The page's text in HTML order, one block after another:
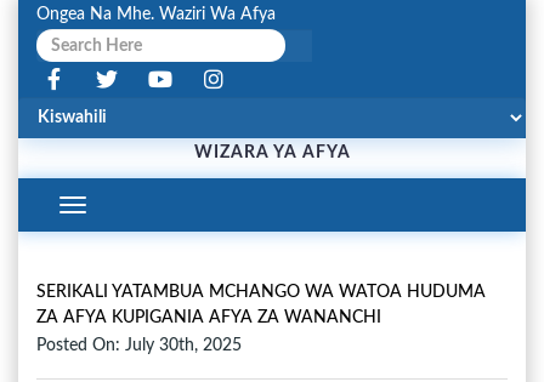
Ongea Na Mhe. Waziri Wa Afya
WIZARA YA AFYA
Toggle
Navigation
SERIKALI YATAMBUA MCHANGO WA WATOA HUDUMA
ZA AFYA KUPIGANIA AFYA ZA WANANCHI
Posted On: July 30th, 2025